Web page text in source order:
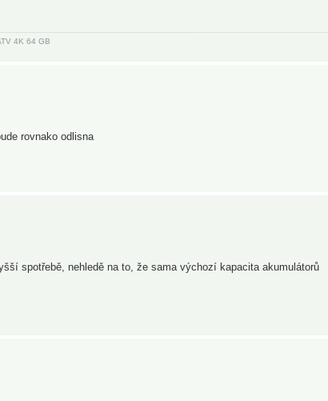
4K 64 GB
rovnako odlisna
spotřebě, nehledě na to, že sama výchozí kapacita akumulátorů